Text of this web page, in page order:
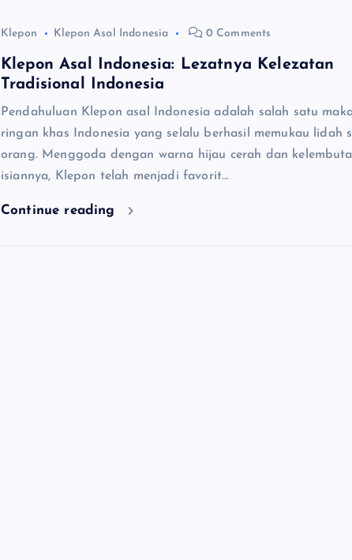
Klepon Klepon Asal Indonesia 0 Comments
Klepon Asal Indonesia: Lezatnya Kelezatan
Tradisional Indonesia
Pendahuluan Klepon asal Indonesia adalah salah satu
ringan khas Indonesia yang selalu berhasil memukau lidah
orang. Menggoda dengan warna hijau cerah dan
isiannya, Klepon telah menjadi favorit…
Continue reading